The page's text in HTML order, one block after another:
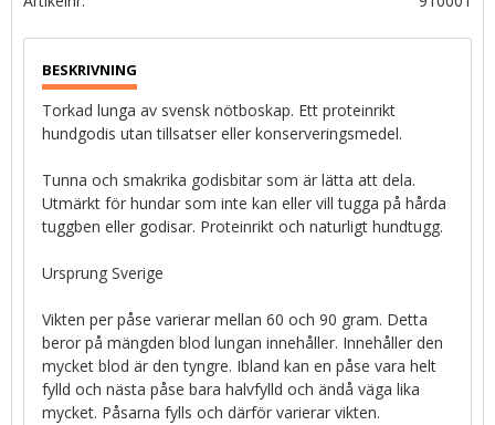
Torkad lunga av svensk nötboskap. Ett proteinrikt
hundgodis utan tillsatser eller konserveringsmedel.
Tunna och smakrika godisbitar som är lätta att dela.
Utmärkt för hundar som inte kan eller vill tugga på hårda
tuggben eller godisar. Proteinrikt och naturligt hundtugg.
Ursprung Sverige
Vikten per påse varierar mellan 60 och 90 gram. Detta
beror på mängden blod lungan innehåller. Innehåller den
mycket blod är den tyngre. Ibland kan en påse vara helt
fylld och nästa påse bara halvfylld och ändå väga lika
mycket. Påsarna fylls och därför varierar vikten.